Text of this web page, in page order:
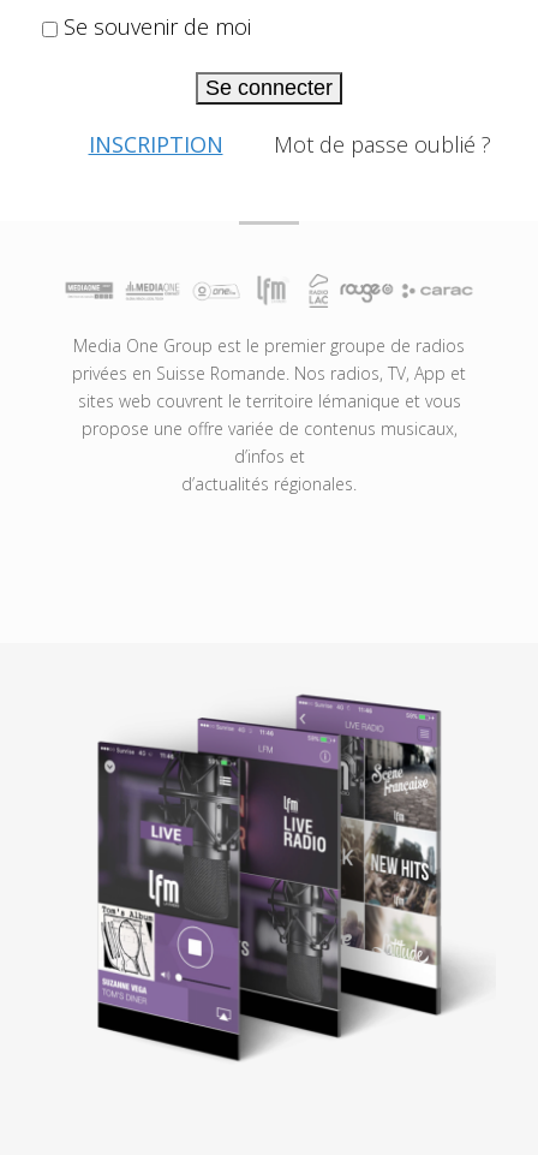
Se souvenir de moi
Se connecter
INSCRIPTION Mot de passe oublié ?
Media One Group est le premier groupe de radios
privées en Suisse Romande. Nos radios, TV, App et
sites web couvrent le territoire lémanique et vous
propose une offre variée de contenus musicaux,
d’infos et
d’actualités régionales.